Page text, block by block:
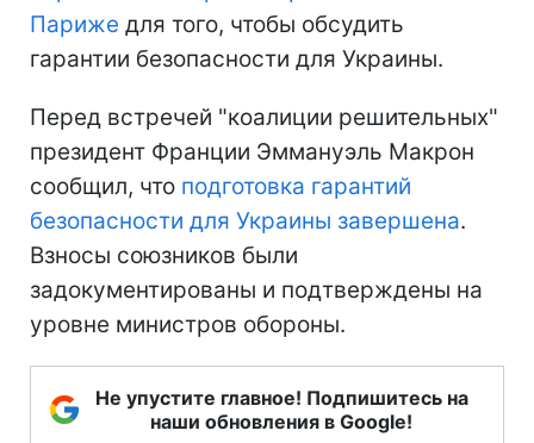
Париже для того, чтобы обсудить
гарантии безопасности для Украины.
Перед встречей "коалиции решительных"
президент Франции Эммануэль Макрон
сообщил, что подготовка гарантий
безопасности для Украины завершена.
Взносы союзников были
задокументированы и подтверждены на
уровне министров обороны.
Не упустите главное! Подпишитесь на
наши обновления в Google!